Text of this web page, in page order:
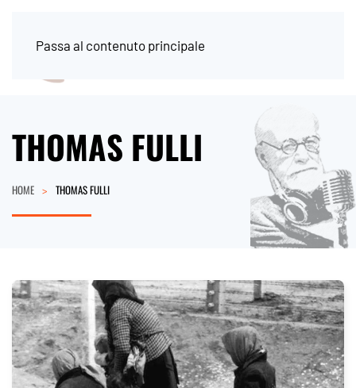
Passa al contenuto principale
THOMAS FULLI
HOME THOMAS FULLI